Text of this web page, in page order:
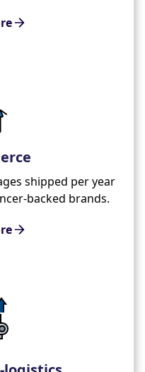
shipped per year
backed brands.